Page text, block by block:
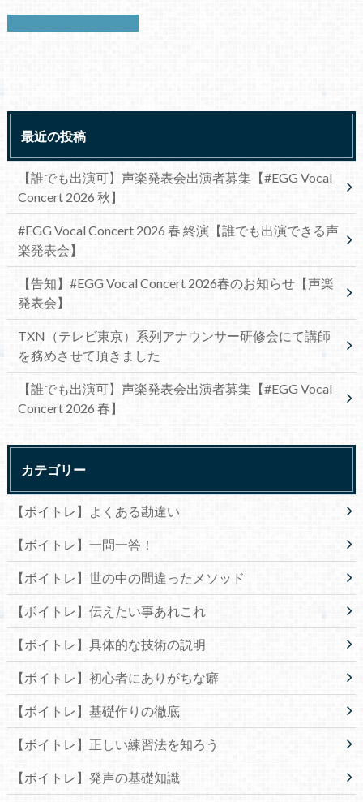
最近の投稿
【誰でも出演可】声楽発表会出演者募集【#EGG Vocal
Concert 2026 秋】
#EGG Vocal Concert 2026 春 終演【誰でも出演できる声
楽発表会】
【告知】#EGG Vocal Concert 2026春のお知らせ【声楽
発表会】
TXN（テレビ東京）系列アナウンサー研修会にて講師
を務めさせて頂きました
【誰でも出演可】声楽発表会出演者募集【#EGG Vocal
Concert 2026 春】
カテゴリー
【ボイトレ】よくある勘違い
【ボイトレ】一問一答！
【ボイトレ】世の中の間違ったメソッド
【ボイトレ】伝えたい事あれこれ
【ボイトレ】具体的な技術の説明
【ボイトレ】初心者にありがちな癖
【ボイトレ】基礎作りの徹底
【ボイトレ】正しい練習法を知ろう
【ボイトレ】発声の基礎知識